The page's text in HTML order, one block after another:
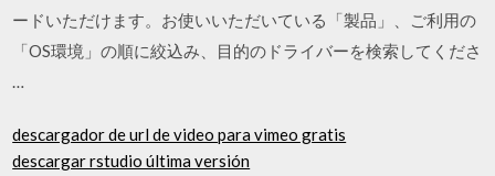
ードいただけます。お使いいただいている「製品」、ご利用の
「OS環境」の順に絞込み、目的のドライバーを検索してくださ
descargador de url de video para vimeo gratis
descargar rstudio última versión